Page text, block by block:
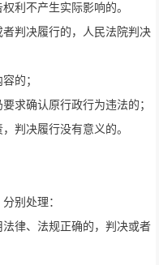
利不产生实际影响的。
判决履行的，人民法院判决
的；
求确认原行政行为违法的；
判决履行没有意义的。
别处理：
法律、法规正确的，判决或者